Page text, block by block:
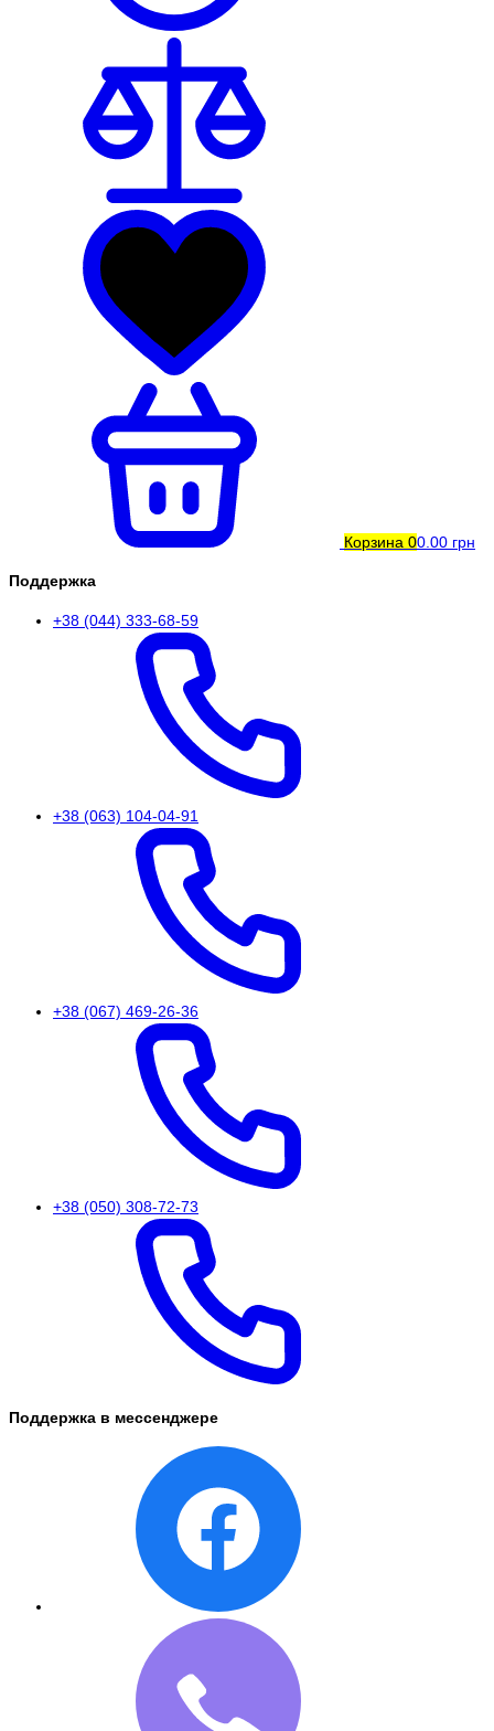
Корзина 00.00 грн
Поддержка
+38 (044) 333-68-59
+38 (063) 104-04-91
+38 (067) 469-26-36
+38 (050) 308-72-73
Поддержка в мессенджере